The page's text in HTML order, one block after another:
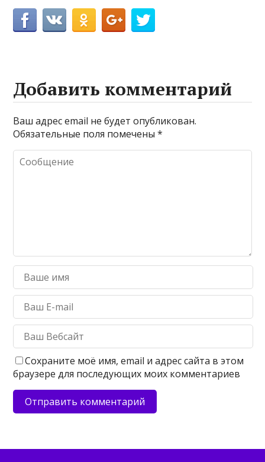
Добавить комментарий
Ваш адрес email не будет опубликован.
Обязательные поля помечены*
Сохраните моё имя, email и адрес сайта в этом
браузере для последующих моих комментариев